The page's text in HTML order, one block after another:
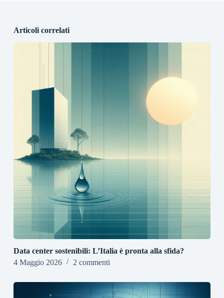
Articoli correlati
Data center sostenibili: L’Italia è pronta alla sfida?
4 Maggio 2026
2 commenti